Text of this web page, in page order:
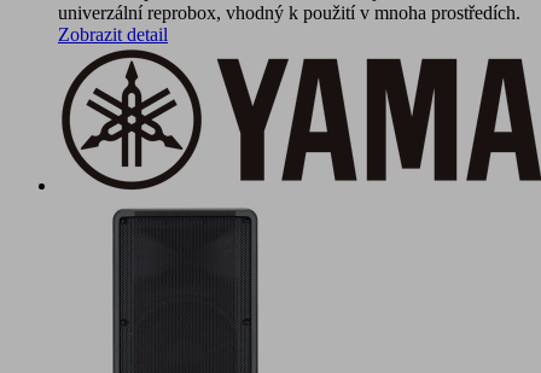
univerzální reprobox, vhodný k použití v mnoha prostředích.
Zobrazit detail